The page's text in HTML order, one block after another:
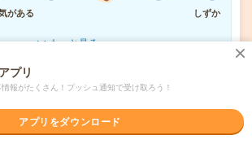
がある
しずか
もっと見る
応募へ進む 詳しく見る
遣会社 株式会社リクルートスタッフィング
プリ
報がたくさん！プッシュ通知で受け取ろう！
アプリをダウンロード